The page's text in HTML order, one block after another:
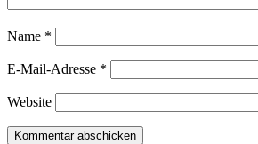
Name *
E-Mail-Adresse *
Website